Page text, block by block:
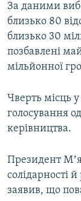
За даними
близько 80
близько 30
позбавлені
мільйонної
Чверть місць
голосування
керівництва.
Президент
солідарності
заявив, що